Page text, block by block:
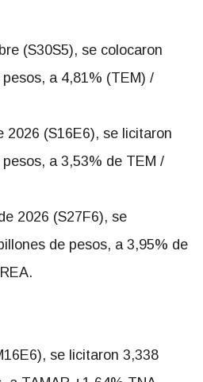
(S30S5), se colocaron
a 4,81% (TEM) /
2026 (S16E6), se licitaron
a 3,53% de TEM /
2026 (S27F6), se
de pesos, a 3,95% de
se licitaron 3,338